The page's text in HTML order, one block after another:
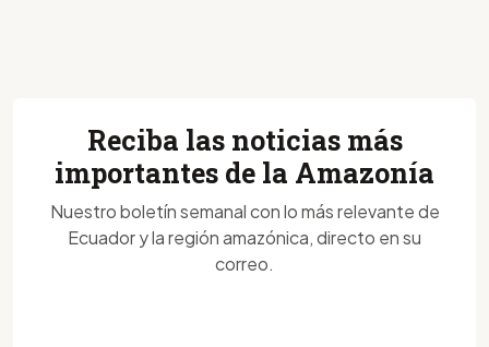
Reciba las noticias más
importantes de la Amazonía
Nuestro boletín semanal con lo más relevante de
Ecuador y la región amazónica, directo en su
correo.